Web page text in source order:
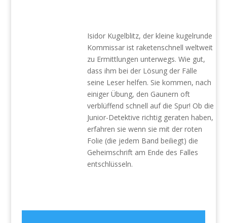
Isidor Kugelblitz, der kleine kugelrunde
Kommissar ist raketenschnell weltweit
zu Ermittlungen unterwegs. Wie gut,
dass ihm bei der Lösung der Fälle
seine Leser helfen. Sie kommen, nach
einiger Übung, den Gaunern oft
verblüffend schnell auf die Spur! Ob die
Junior-Detektive richtig geraten haben,
erfahren sie wenn sie mit der roten
Folie (die jedem Band beiliegt) die
Geheimschrift am Ende des Falles
entschlüsseln.